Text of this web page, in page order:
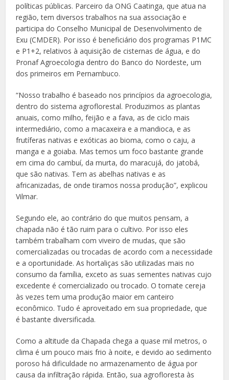
políticas públicas. Parceiro da ONG Caatinga, que atua na
região, tem diversos trabalhos na sua associação e
participa do Conselho Municipal de Desenvolvimento de
Exu (CMDER). Por isso é beneficiário dos programas P1MC
e P1+2, relativos à aquisição de cisternas de água, e do
Pronaf Agroecologia dentro do Banco do Nordeste, um
dos primeiros em Pernambuco.
“Nosso trabalho é baseado nos princípios da agroecologia,
dentro do sistema agroflorestal. Produzimos as plantas
anuais, como milho, feijão e a fava, as de ciclo mais
intermediário, como a macaxeira e a mandioca, e as
frutíferas nativas e exóticas ao bioma, como o caju, a
manga e a goiaba. Mas temos um foco bastante grande
em cima do cambuí, da murta, do maracujá, do jatobá,
que são nativas. Tem as abelhas nativas e as
africanizadas, de onde tiramos nossa produção”, explicou
Vilmar.
Segundo ele, ao contrário do que muitos pensam, a
chapada não é tão ruim para o cultivo. Por isso eles
também trabalham com viveiro de mudas, que são
comercializadas ou trocadas de acordo com a necessidade
e a oportunidade. As hortaliças são utilizadas mais no
consumo da família, exceto as suas sementes nativas cujo
excedente é comercializado ou trocado. O tomate cereja
às vezes tem uma produção maior em canteiro
econômico. Tudo é aproveitado em sua propriedade, que
é bastante diversificada.
Como a altitude da Chapada chega a quase mil metros, o
clima é um pouco mais frio à noite, e devido ao sedimento
poroso há dificuldade no armazenamento de água por
causa da infiltração rápida. Então, sua agrofloresta às